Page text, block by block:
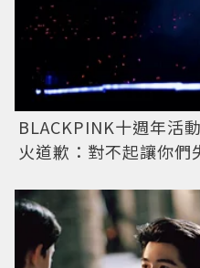
BLACKPINK十週年活
火道歉：對不起讓你們